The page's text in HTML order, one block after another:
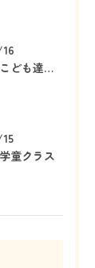
📝夏休み！こども達の「ココ」を見て！👀
童クラス